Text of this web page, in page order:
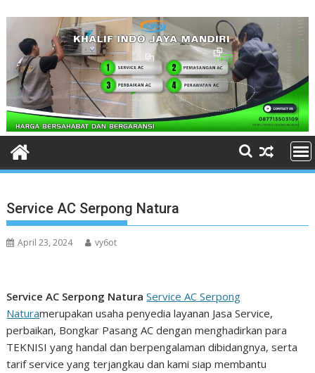
content
Service AC Serpong Natura
April 23, 2024 vy6ot
Service AC Serpong NaturaService AC Serpong
Naturamerupakan usaha penyedia layanan Jasa Service,
perbaikan, Bongkar Pasang AC dengan menghadirkan para
TEKNISI yang handal dan berpengalaman dibidangnya, serta
tarif service yang terjangkau dan kami siap membantu